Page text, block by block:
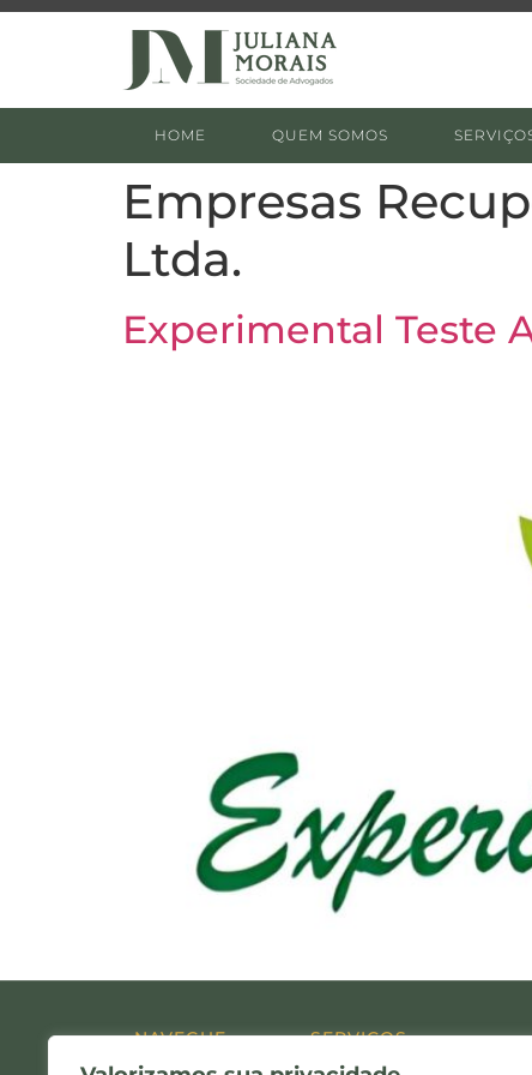
HOME QUEM SOMOS
Empresas
Ltda.
Experimental Teste
NAVEGUE SERVIÇOS